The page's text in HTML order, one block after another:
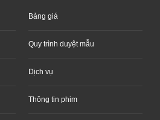
Bảng giá
Quy trình duyệt mẫu
Dịch vụ
Thông tin phim